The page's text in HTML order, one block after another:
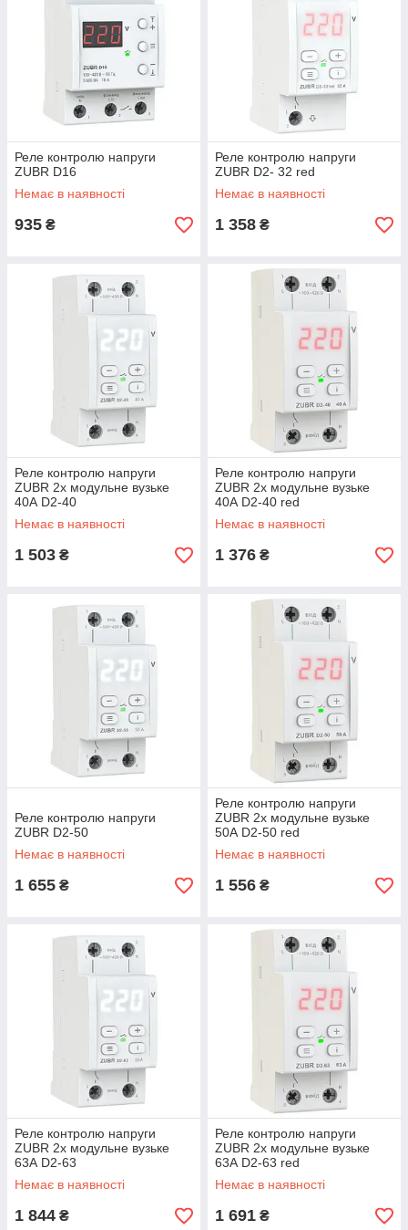
Реле контролю напруги
ZUBR D16
Немає в наявності
935 ₴
Реле контролю напруги
ZUBR D2- 32 red
Немає в наявності
1 358 ₴
Реле контролю напруги
ZUBR 2х модульне вузьке
40А D2-40
Немає в наявності
1 503 ₴
Реле контролю напруги
ZUBR 2х модульне вузьке
40А D2-40 red
Немає в наявності
1 376 ₴
Реле контролю напруги
ZUBR D2-50
Немає в наявності
1 655 ₴
Реле контролю напруги
ZUBR 2х модульне вузьке
50А D2-50 red
Немає в наявності
1 556 ₴
Реле контролю напруги
ZUBR 2х модульне вузьке
63А D2-63
Немає в наявності
1 844 ₴
Реле контролю напруги
ZUBR 2х модульне вузьке
63А D2-63 red
Немає в наявності
1 691 ₴